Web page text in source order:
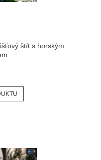
štít s horským